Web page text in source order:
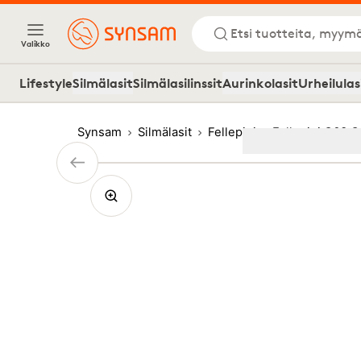
Valikko
Etsi tuotteita,
LifestyleSilmälasitSilmälasilinssitAurinkolasit
Synsam Silmälasit Fellepini Fellepini O63